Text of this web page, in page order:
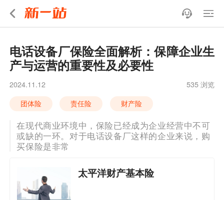
电话设备厂保险全面解析：保障企业生
产与运营的重要性及必要性
2024.11.12
535 浏览
团体险
责任险 财产险
在现代商业环境中，保险已经成为企业经营中不可
或缺的一环。对于电话设备厂这样的企业来说，购
买保险是非常
太平洋财产基本险